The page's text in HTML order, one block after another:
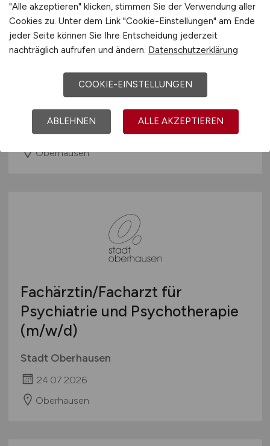
Fachbereichsleitung
Stadt Oberhausen
26.07.2026
Oberhausen
Fachärztin/Facharzt für
Psychiatrie und Psychotherapie
(m/w/d)
Stadt Oberhausen
24.07.2026
Oberhausen
"Alle akzeptieren" klicken, stimmen Sie der Verwendung aller
Cookies zu. Unter dem Link "Cookie-Einstellungen" am Ende
jeder Seite können Sie Ihre Entscheidung jederzeit
nachträglich aufrufen und ändern. Datenschutzerklärung
COOKIE-EINSTELLUNGEN
ABLEHNEN ALLE AKZEPTIEREN